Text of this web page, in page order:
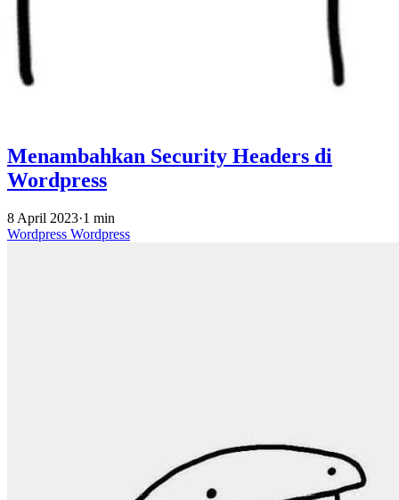
Menambahkan Security Headers di
Wordpress
8 April 2023·1 min
Wordpress Wordpress